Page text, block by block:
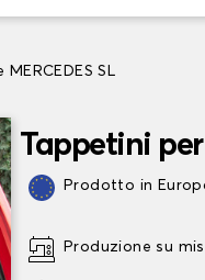
SL
Tappetini per
Prodotto in
Produzione su